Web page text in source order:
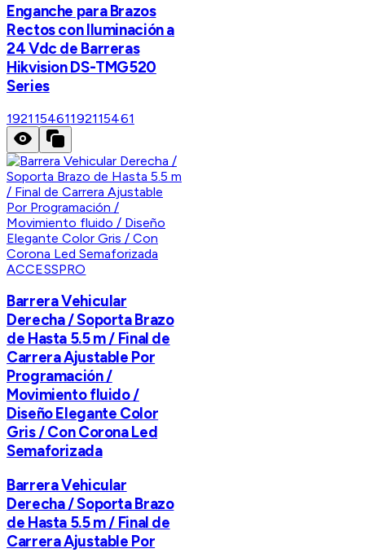
Enganche para Brazos
Rectos con Iluminación a
24 Vdc de Barreras
Hikvision DS-TMG520
Series
192115461192115461
ACCESSPRO
Barrera Vehicular
Derecha / Soporta Brazo
de Hasta 5.5 m / Final de
Carrera Ajustable Por
Programación /
Movimiento fluido /
Diseño Elegante Color
Gris / Con Corona Led
Semaforizada
Barrera Vehicular
Derecha / Soporta Brazo
de Hasta 5.5 m / Final de
Carrera Ajustable Por